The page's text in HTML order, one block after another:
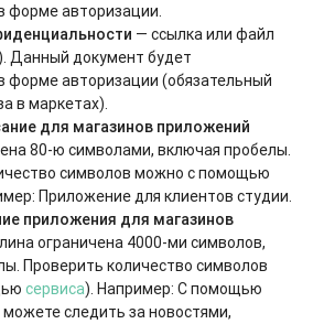
форме авторизации.
— ссылка или файл
Данный документ будет
форме авторизации (обязательный
в маркетах).
для магазинов приложений
80-ю символами, включая пробелы.
символов можно с помощью
Приложение для клиентов студии.
приложения для магазинов
ограничена 4000-ми символов,
Проверить количество символов
сервиса). Например: С помощью
следить за новостями,